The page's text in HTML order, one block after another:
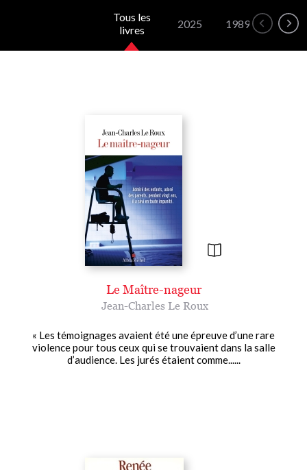
Tous les
livres
2025 1989
Le Maître-nageur
Jean-Charles Le Roux
« Les témoignages avaient été une épreuve d’une rare
violence pour tous ceux qui se trouvaient dans la salle
d’audience. Les jurés étaient comme......